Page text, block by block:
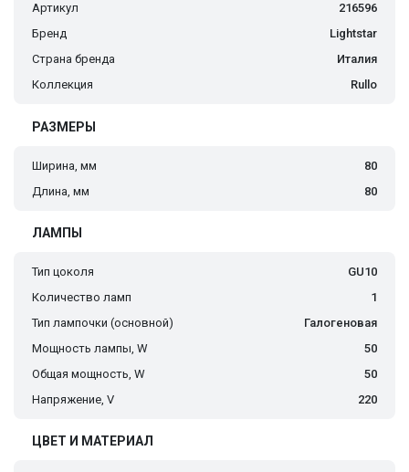
Артикул
216596
Бренд
Lightstar
Страна бренда
Италия
Коллекция
Rullo
РАЗМЕРЫ
Ширина, мм
80
Длина, мм
80
ЛАМПЫ
Тип цоколя
GU10
Количество ламп
1
Тип лампочки (основной)
Галогеновая
Мощность лампы, W
50
Общая мощность, W
50
Напряжение, V
220
ЦВЕТ И МАТЕРИАЛ